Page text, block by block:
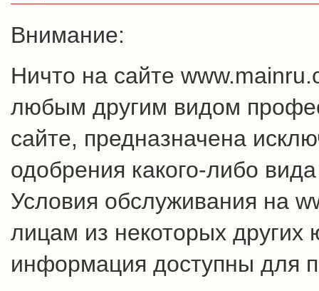
Внимание:
Ничто на сайте
любым другим видом
сайте, предназначена
одобрения какого-либо
Условия обслуживания на
лицам из некоторых других
информация доступны для